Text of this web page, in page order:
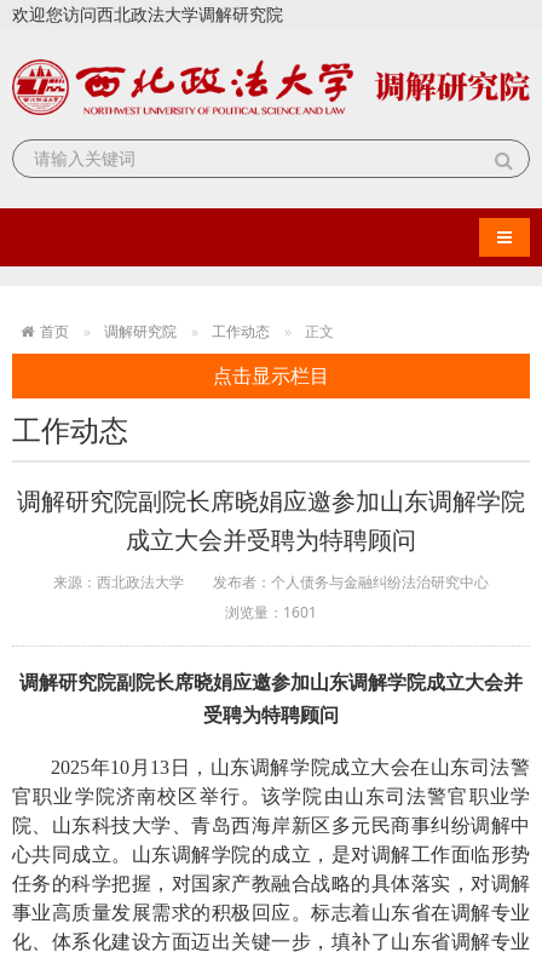
欢迎您访问西北政法大学调解研究院
导航
首页 调解研究院 工作动态 正文
点击显示栏目
工作动态
调解研究院副院长席晓娟应邀参加山东调解学院
成立大会并受聘为特聘顾问
来源：西北政法大学
发布者：个人债务与金融纠纷法治研究中心
浏览量： 1601
调解研究院副院长席晓娟应邀参加山东调解学院成立大会并
受聘为特聘顾问
2025年10月13日，山东调解学院成立大会在山东司法警
官职业学院济南校区举行。该学院由山东司法警官职业学
院、山东科技大学、青岛西海岸新区多元民商事纠纷调解中
心共同成立。 山东调解学院的成立，是对调解工作面临形势
任务的科学把握，对国家产教融合战略的具体落实，对调解
事业高质量发展需求的积极回应。标志着山东省在调解专业
化、体系化建设方面迈出关键一步，填补了山东省调解专业